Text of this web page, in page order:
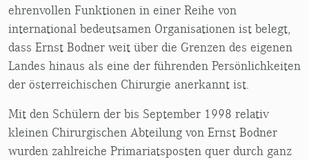
ehrenvollen Funktionen in einer Reihe von
international bedeutsamen Organisationen ist belegt,
dass Ernst Bodner weit über die Grenzen des eigenen
Landes hinaus als eine der führenden Persönlichkeiten
der österreichischen Chirurgie anerkannt ist.
Mit den Schülern der bis September 1998 relativ
kleinen Chirurgischen Abteilung von Ernst Bodner
wurden zahlreiche Primariatsposten quer durch ganz